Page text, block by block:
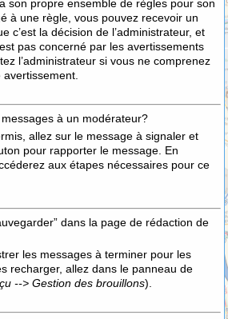
son propre ensemble de règles pour son
à une règle, vous pouvez recevoir un
c’est la décision de l’administrateur, et
pas concerné par les avertissements
l’administrateur si vous ne comprenez
à un modérateur?
allez sur le message à signaler et
pour rapporter le message. En
aux étapes nécessaires pour ce
dans la page de rédaction de
les messages à terminer pour les
recharger, allez dans le panneau de
--> Gestion des brouillons).